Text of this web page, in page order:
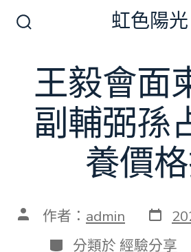
切
開
關
虹色陽光
王毅會面
副輔弼孫
養價
文 作者： admin 發
表
日
分
分類於 經驗分享